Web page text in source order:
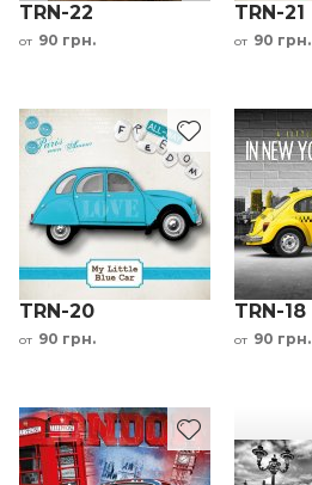
TRN-22
от 90 грн.
TRN-21
от 90 грн.
TRN-20
от 90 грн.
TRN-18
от 90 грн.